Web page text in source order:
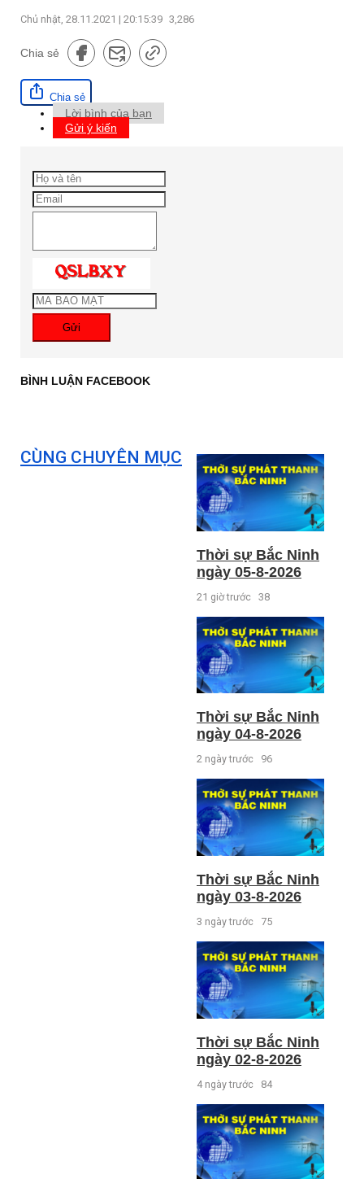
Chủ nhật, 28.11.2021 | 20:15:39 3,286
Chia sẻ
Chia sẻ
Lời bình của bạn
Gửi ý kiến
Gửi
BÌNH LUẬN FACEBOOK
CÙNG CHUYÊN MỤC
Thời sự Bắc Ninh
ngày 05-8-2026
21 giờ trước 38
Thời sự Bắc Ninh
ngày 04-8-2026
2 ngày trước 96
Thời sự Bắc Ninh
ngày 03-8-2026
3 ngày trước 75
Thời sự Bắc Ninh
ngày 02-8-2026
4 ngày trước 84